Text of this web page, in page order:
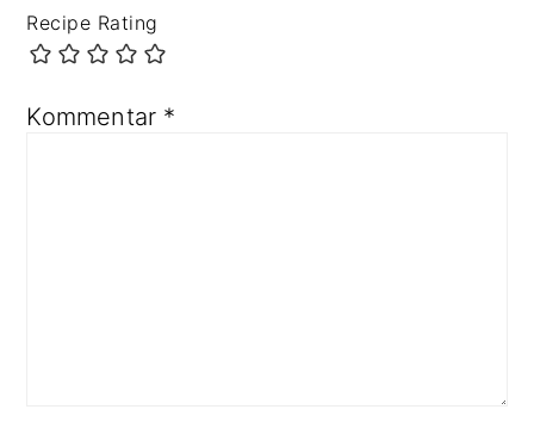
Recipe Rating
Kommentar *